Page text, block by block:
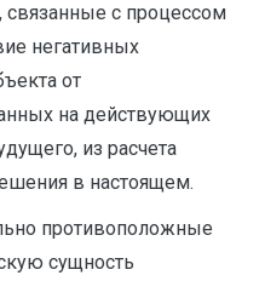
с процессом
негативных
от
на действующих
из расчета
в настоящем.
противоположные
сущность